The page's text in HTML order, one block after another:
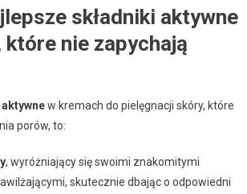
składniki aktywne
które nie zapychają
w kremach do pielęgnacji skóry, które
porów, to:
, wyróżniający się swoimi znakomitymi
skutecznie dbając o odpowiedni